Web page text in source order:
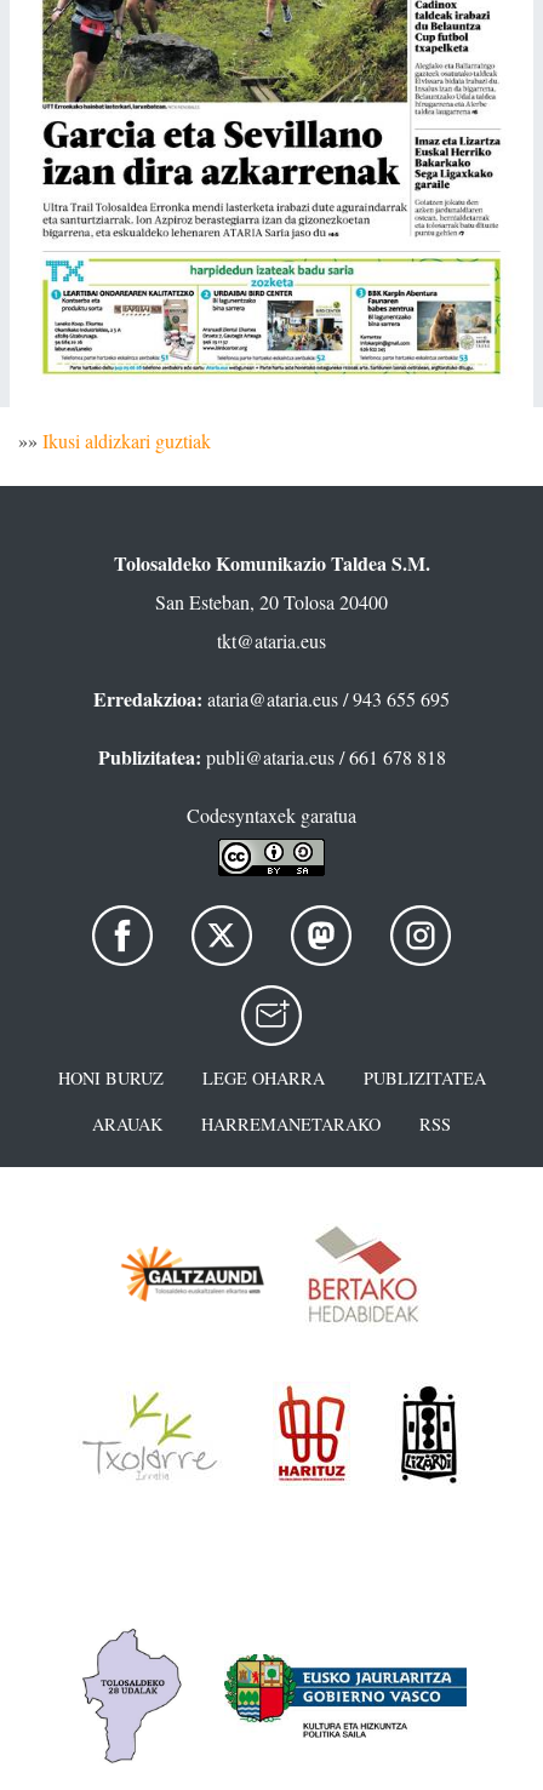
»» Ikusi aldizkari guztiak
Tolosaldeko Komunikazio Taldea S.M.
San Esteban, 20 Tolosa 20400
tkt@ataria.eus
Erredakzioa: ataria@ataria.eus/ 943 655 695
Publizitatea: publi@ataria.eus/ 661 678 818
Codesyntaxek garatua
HONI BURUZ LEGE OHARRA
PUBLIZITATEA
ARAUAK
HARREMANETARAKO RSS